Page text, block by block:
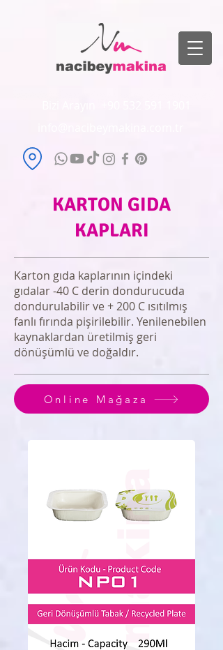
KARTON GIDA
KAPLARI
Karton gıda kaplarının içindeki
gıdalar -40 C derin dondurucuda
dondurulabilir ve + 200 C ısıtılmış
fanlı fırında pişirilebilir. Yenilenebilen
kaynaklardan üretilmiş geri
dönüşümlü ve doğaldır.
Online Mağaza